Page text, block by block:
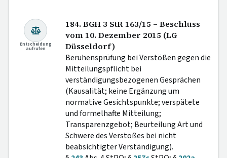
Entscheidung
aufrufen
184. BGH 3 StR 163/15 – Beschluss
vom 10. Dezember 2015 (LG
Düsseldorf)
Beruhensprüfung bei Verstößen gegen die
Mitteilungspflicht bei
verständigungsbezogenen Gesprächen
(Kausalität; keine Ergänzung um
normative Gesichtspunkte; verspätete
und formelhafte Mitteilung;
Transparenzgebot; Beurteilung Art und
Schwere des Verstoßes bei nicht
beabsichtigter Verständigung).